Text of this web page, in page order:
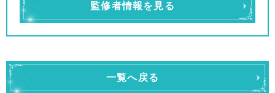
監修者情報を見る
一覧へ戻る